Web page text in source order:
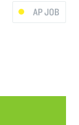
AP JOB